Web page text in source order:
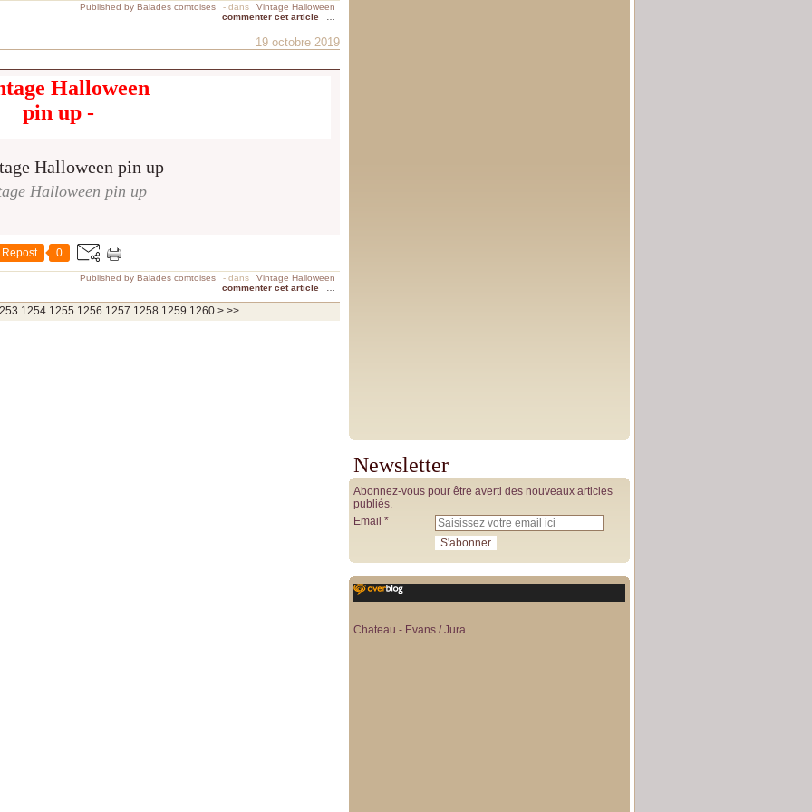
Published by Balades comtoises - dans
Vintage Halloween
commenter cet article
19 octobre 2019
Halloween
pin up -
Halloween pin up
Repost 0
Published by Balades comtoises - dans
Vintage Halloween
commenter cet article
1254 1255 1256 1257 1258 1259 1260 1270
1280
1290
1300
1400
1500
1600
1700
1800
1900
2000
2100
2200
2300
2400
2500
2600
2700
2800
2900
3000
3100
3200
3300
3400
3500
3600
3700
> >>
Newsletter
Abonnez-vous pour être averti des nouveaux articles
publiés.
Email
Chateau - Evans / Jura